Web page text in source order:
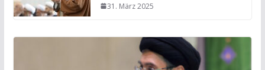
31. März 2025